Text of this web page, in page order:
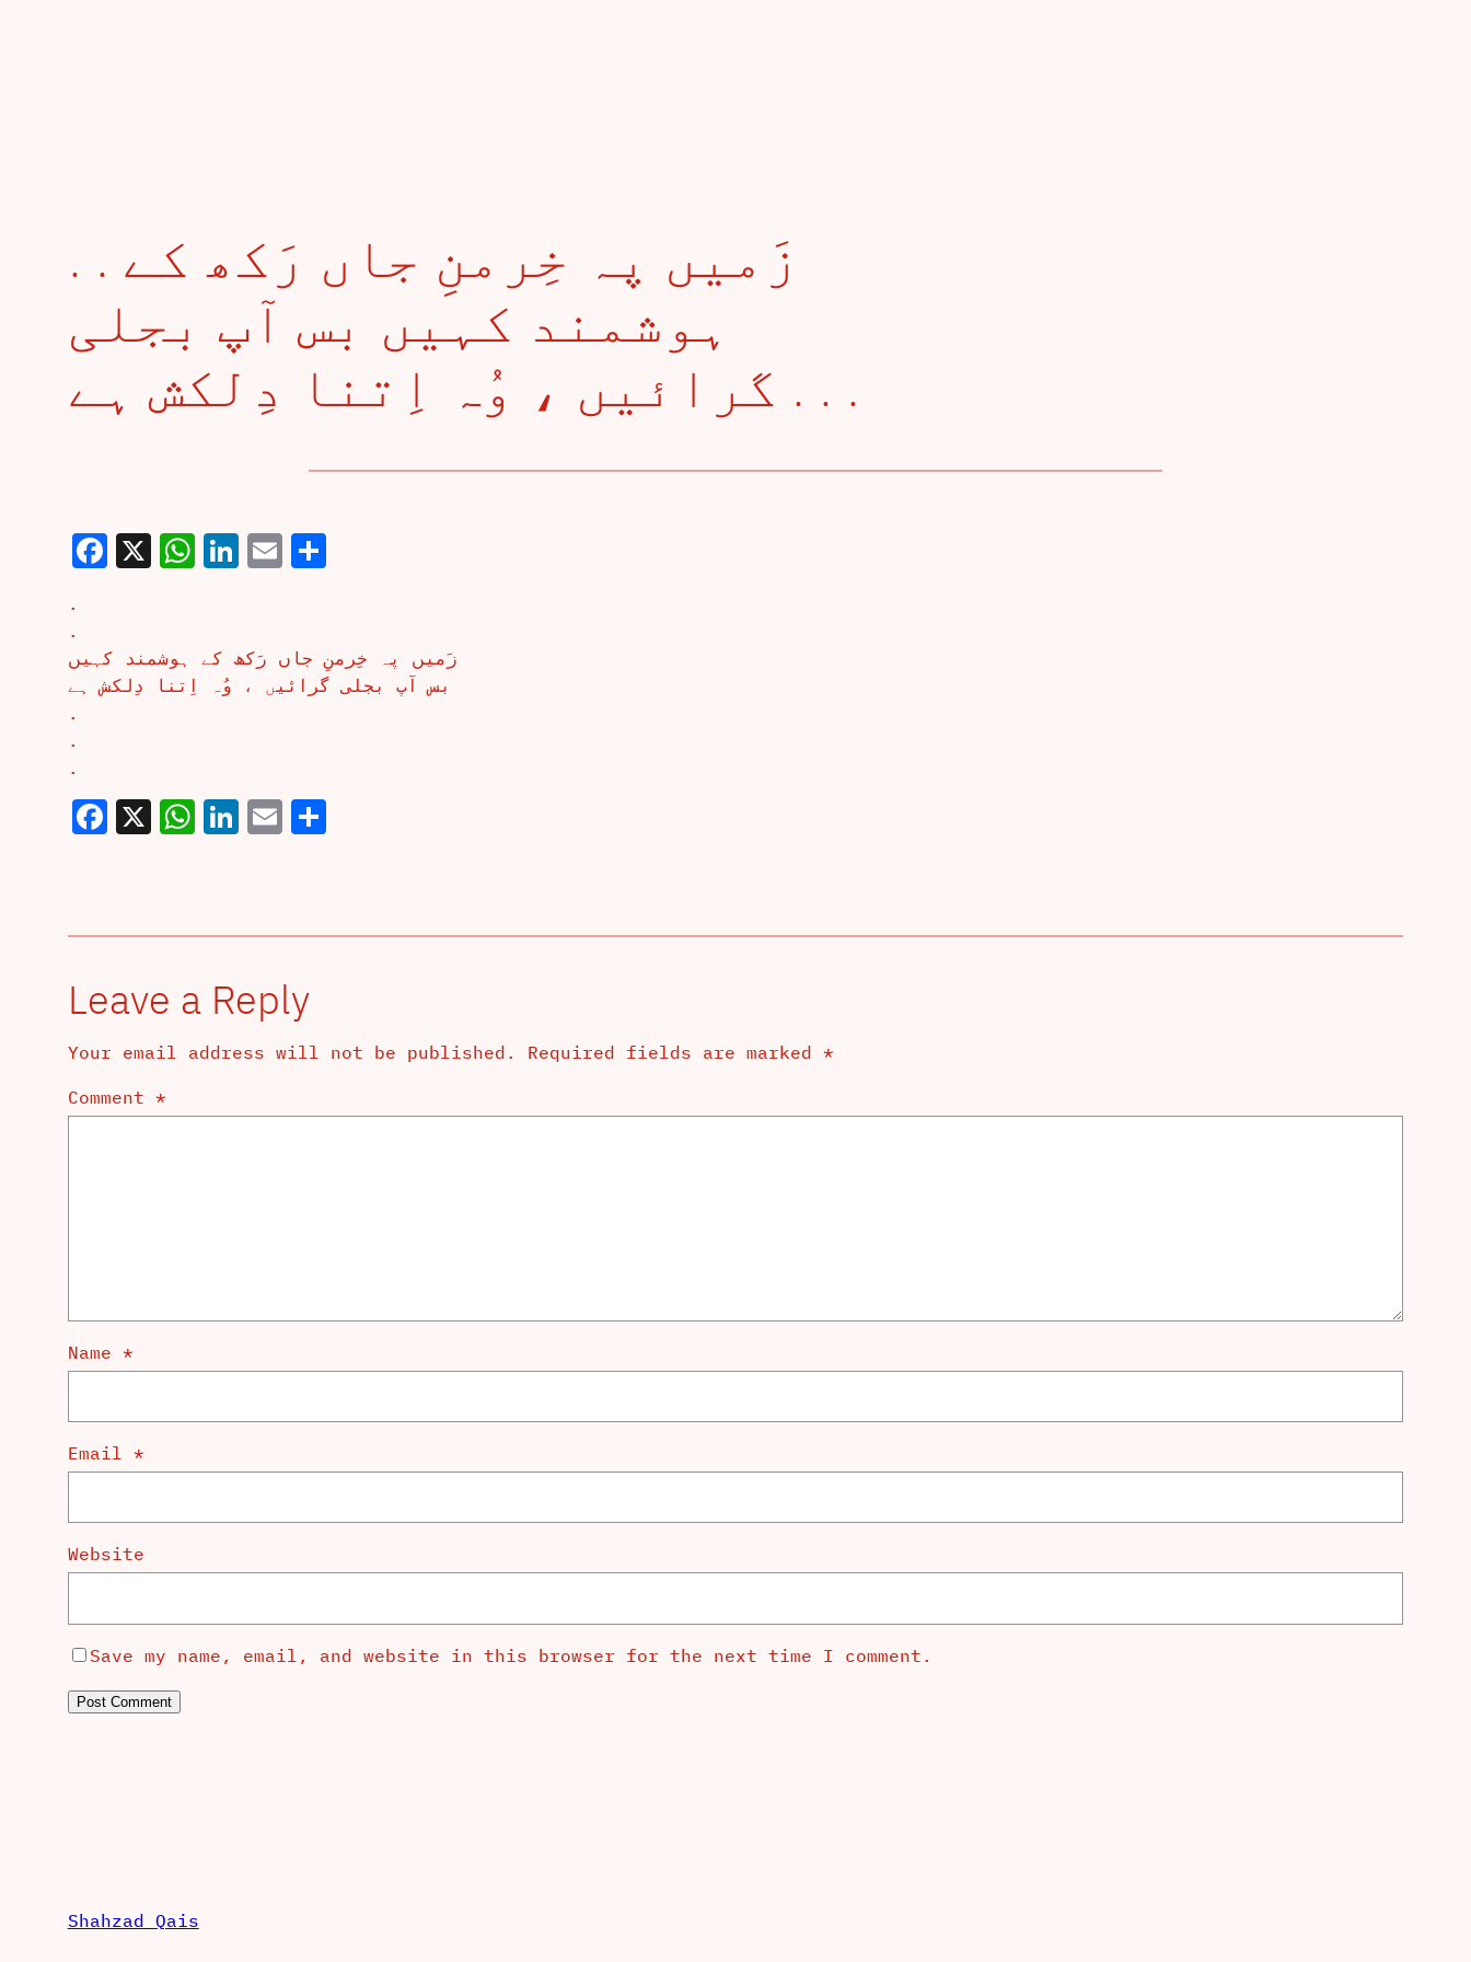
. . زَمیں پہ خِرمنِ جاں رَکھ کے
ہوشمند کہیں بس آپ بجلی
گرائیں ، وُہ اِتنا دِلکش ہے . . .
Facebook
X WhatsApp
LinkedIn
EmailShare
.
.
زَمیں پہ خِرمنِ جاں رَکھ کے ہوشمند کہیں
بس آپ بجلی گرائیں ، وُہ اِتنا دِلکش ہے
.
.
.
Facebook
X WhatsApp
LinkedIn
EmailShare
Leave a Reply
Your email address will not be published. Required fields are marked *
Comment *
Name *
Email *
Website
Save my name, email, and website in this browser for the next time I comment.
Shahzad Qais